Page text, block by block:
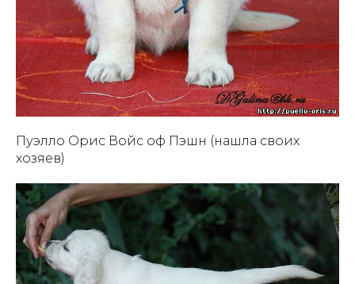
Пуэлло Орис Войс оф Пэшн (нашла своих
хозяев)